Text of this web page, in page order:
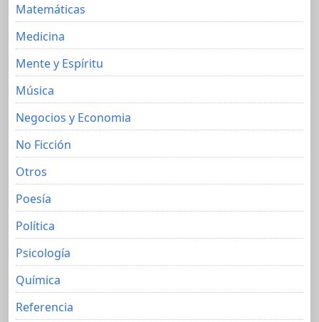
Matemáticas
Medicina
Mente y Espíritu
Música
Negocios y Economia
No Ficción
Otros
Poesía
Política
Psicología
Química
Referencia